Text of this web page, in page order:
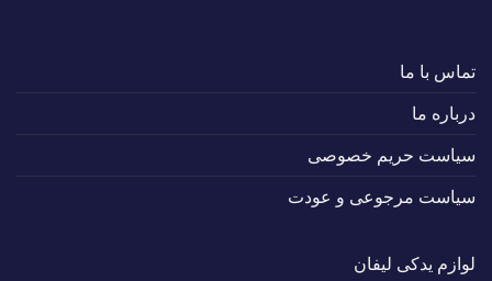
تماس با ما
درباره ما
سیاست حریم خصوصی
سیاست مرجوعی و عودت
لوازم یدکی لیفان